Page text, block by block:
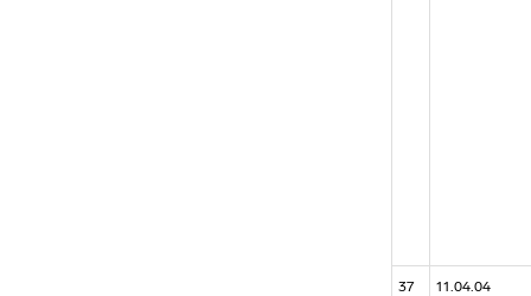
37 11.04.04